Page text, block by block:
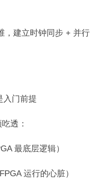
，建立时钟同步 + 并行
入门前提
透：
最底层逻辑）
运行的心脏）